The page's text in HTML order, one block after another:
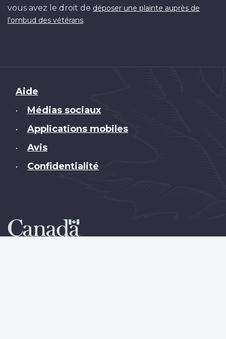
vous avez le droit de déposer une plainte auprès de
l'ombud des vétérans.
Brand
Aide
• Médias sociaux
• Applications mobiles
• Avis
• Confidentialité